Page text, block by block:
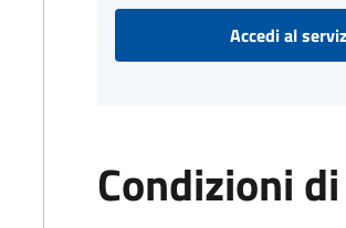
Accedi al
Condizioni